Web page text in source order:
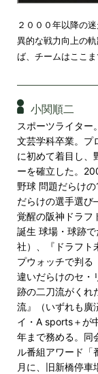
２０００年以降の
異的な戦力向上の
ば、チームはここま
小関順二
スポーツライタ
文芸学科卒業。プ
に初めて着目し、
ーを確立した。
野球 問題だらけ
だらけの選手選び
覚醒の阪神ドラフ
誕生 球場・球跡
社）、『ドラフト
プウォッチで判る
違いだらけのセ・
跡の二刀流がくれ
流』（いずれも廣
イ・A sports＋が
年まで務める。同
ル番組アワード
月に、旧新橋停